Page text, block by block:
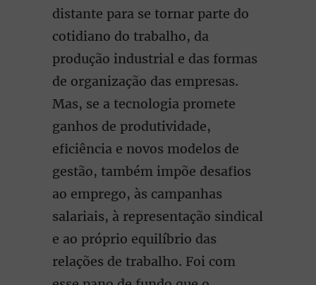
distante para se tornar parte do
cotidiano do trabalho, da
produção industrial e das formas
de organização das empresas.
Mas, se a tecnologia promete
ganhos de produtividade,
eficiência e novos modelos de
gestão, também impõe desafios
ao emprego, às campanhas
salariais, à representação sindical
e ao próprio equilíbrio das
relações de trabalho. Foi com